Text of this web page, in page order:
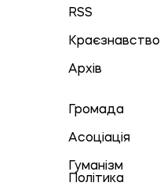
RSS
Краєзнавство
Архів
Громада
Асоціація
Гуманізм
Політика